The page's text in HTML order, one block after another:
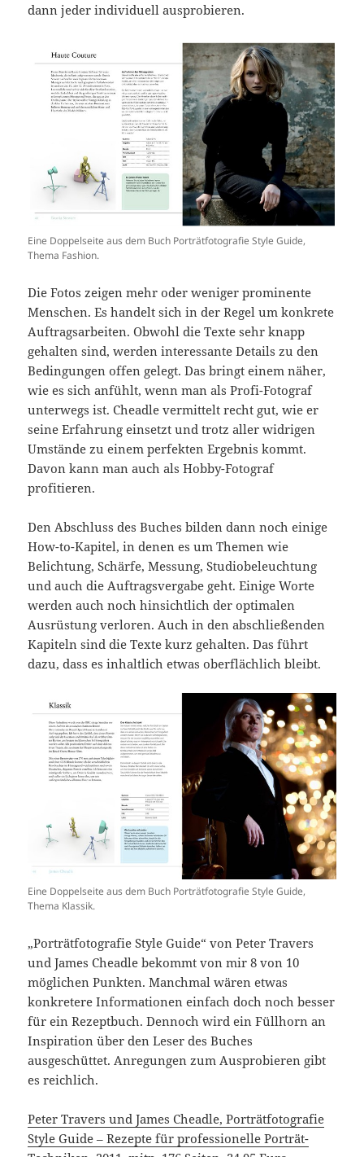
dann jeder individuell ausprobieren.
Eine Doppelseite aus dem Buch Porträtfotografie Style Guide,
Thema Fashion.
Die Fotos zeigen mehr oder weniger prominente
Menschen. Es handelt sich in der Regel um konkrete
Auftragsarbeiten. Obwohl die Texte sehr knapp
gehalten sind, werden interessante Details zu den
Bedingungen offen gelegt. Das bringt einem näher,
wie es sich anfühlt, wenn man als Profi-Fotograf
unterwegs ist. Cheadle vermittelt recht gut, wie er
seine Erfahrung einsetzt und trotz aller widrigen
Umstände zu einem perfekten Ergebnis kommt.
Davon kann man auch als Hobby-Fotograf
profitieren.
Den Abschluss des Buches bilden dann noch einige
How-to-Kapitel, in denen es um Themen wie
Belichtung, Schärfe, Messung, Studiobeleuchtung
und auch die Auftragsvergabe geht. Einige Worte
werden auch noch hinsichtlich der optimalen
Ausrüstung verloren. Auch in den abschließenden
Kapiteln sind die Texte kurz gehalten. Das führt
dazu, dass es inhaltlich etwas oberflächlich bleibt.
Eine Doppelseite aus dem Buch Porträtfotografie Style Guide,
Thema Klassik.
„Porträtfotografie Style Guide“ von Peter Travers
und James Cheadle bekommt von mir 8 von 10
möglichen Punkten. Manchmal wären etwas
konkretere Informationen einfach doch noch besser
für ein Rezeptbuch. Dennoch wird ein Füllhorn an
Inspiration über den Leser des Buches
ausgeschüttet. Anregungen zum Ausprobieren gibt
es reichlich.
Peter Travers und James Cheadle, Porträtfotografie
Style Guide – Rezepte für professionelle Porträt-